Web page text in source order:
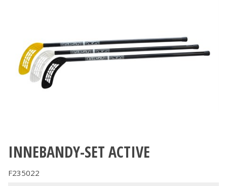
INNEBANDY-SET ACTIVE
F235022